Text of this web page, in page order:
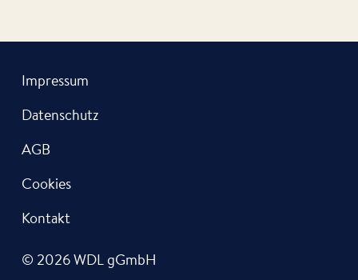
Impressum
Datenschutz
AGB
Cookies
Kontakt
© 2026 WDL gGmbH